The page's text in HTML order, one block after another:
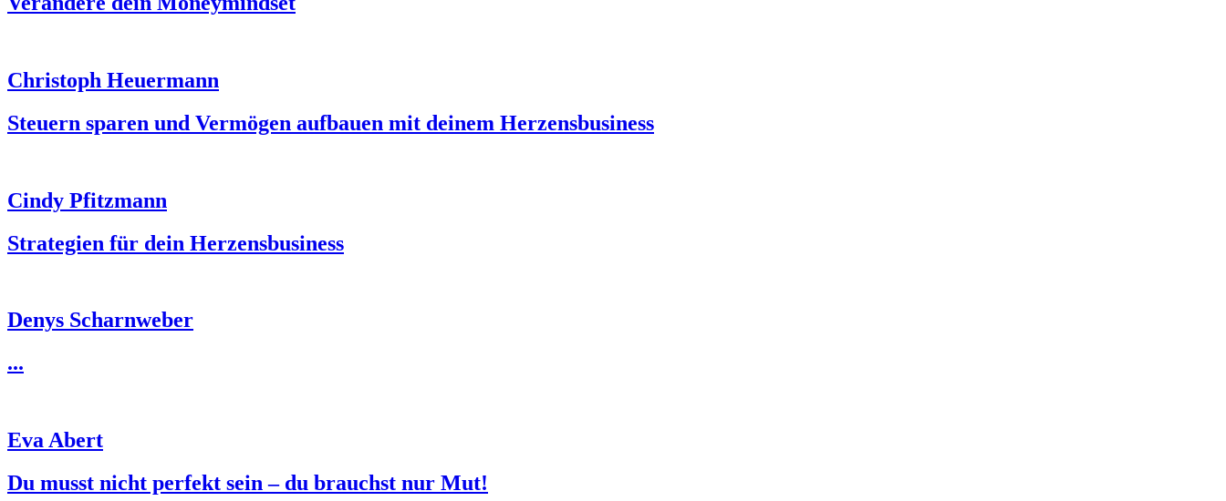
Christoph Heuermann
Steuern sparen und Vermögen aufbauen mit deinem Herzensbusiness
Cindy Pfitzmann
Strategien für dein Herzensbusiness
Denys Scharnweber
...
Eva Abert
Du musst nicht perfekt sein – du brauchst nur Mut!